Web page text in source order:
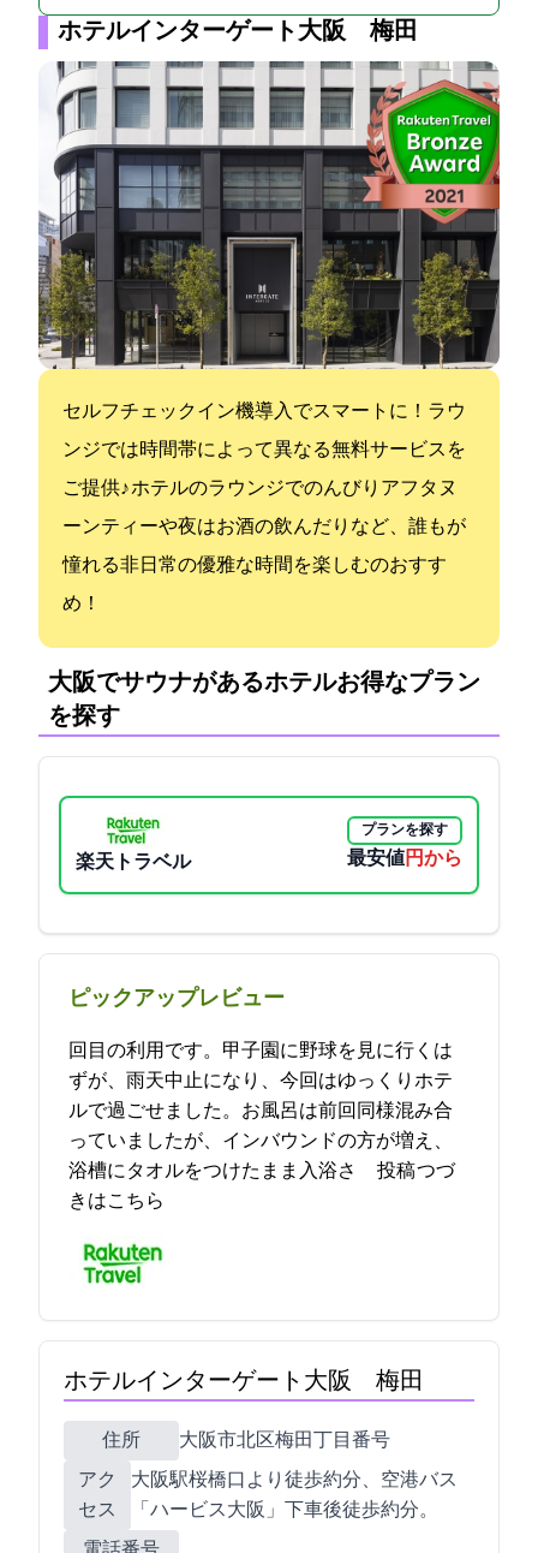
ホテルインターゲート大阪 梅田
セルフチェックイン機導入でスマートに！ラウ
ンジでは時間帯によって異なる無料サービスを
ご提供♪ ホテルのラウンジでのんびりアフタヌ
ーンティーや夜はお酒の飲んだりなど、誰もが
憧れる非日常の優雅な時間を楽しむのおすす
め！
大阪でサウナがあるホテル:お得なプラン
を探す
楽天トラベル
プランを探す
最安値5661円から
ピックアップレビュー
2回目の利用です。甲子園に野球を見に行くは
ずが、雨天中止になり、今回はゆっくりホテ
ルで過ごせました。お風呂は前回同様混み合
っていましたが、インバウンドの方が増え、
浴槽にタオルをつけたまま入浴さ… 2023-04-28 12:17:36投稿つづ
きはこちら
ホテルインターゲート大阪 梅田
住所
大阪市北区梅田2丁目5番2号
アク
セス
JR大阪駅桜橋口より徒歩約5分、空港バス
「ハービス大阪」下車後徒歩約3分。